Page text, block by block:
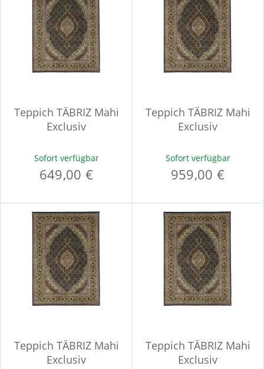
Teppich TÄBRIZ Mahi
Exclusiv
Sofort verfügbar
649,00 €
Teppich TÄBRIZ Mahi
Exclusiv
Sofort verfügbar
959,00 €
Teppich TÄBRIZ Mahi
Exclusiv
Teppich TÄBRIZ Mahi
Exclusiv